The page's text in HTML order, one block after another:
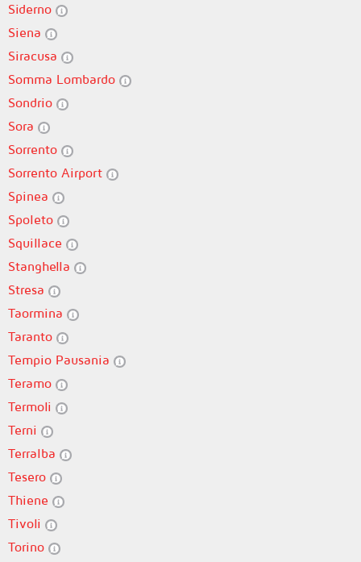
Siderno
Siena
Siracusa
Somma Lombardo
Sondrio
Sora
Sorrento
Sorrento Airport
Spinea
Spoleto
Squillace
Stanghella
Stresa
Taormina
Taranto
Tempio Pausania
Teramo
Termoli
Terni
Terralba
Tesero
Thiene
Tivoli
Torino